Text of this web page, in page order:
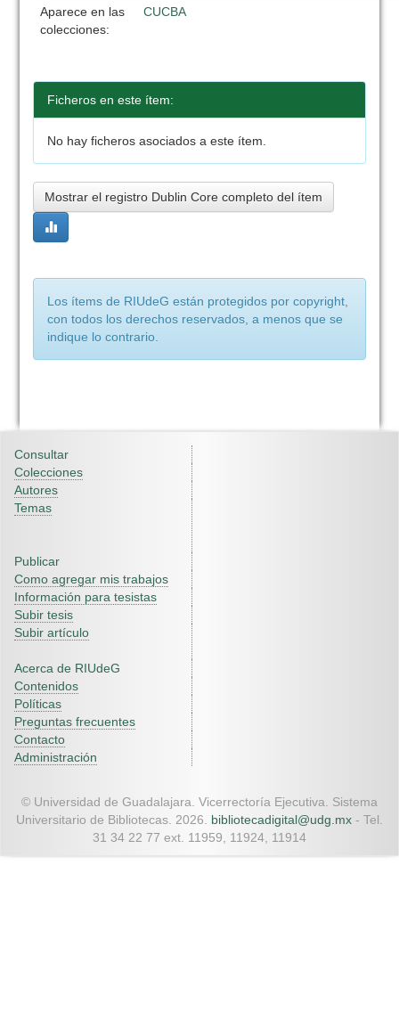
Aparece en las
colecciones:
CUCBA
Ficheros en este ítem:
No hay ficheros asociados a este ítem.
Mostrar el registro Dublin Core completo del ítem
Los ítems de RIUdeG están protegidos por copyright,
con todos los derechos reservados, a menos que se
indique lo contrario.
Consultar
Colecciones
Autores
Temas
Publicar
Como agregar mis trabajos
Información para tesistas
Subir tesis
Subir artículo
Acerca de RIUdeG
Contenidos
Políticas
Preguntas frecuentes
Contacto
Administración
© Universidad de Guadalajara. Vicerrectoría Ejecutiva. Sistema
Universitario de Bibliotecas. 2026. bibliotecadigital@udg.mx - Tel.
31 34 22 77 ext. 11959, 11924, 11914